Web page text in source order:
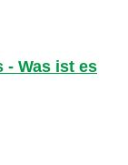
- Was ist es